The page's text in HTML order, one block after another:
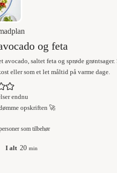
og feta
saltet feta og sprøde grøntsager.
eller som et let måltid på varme dage.
endnu
opskriften 🚀
som tilbehør
I alt 20 min